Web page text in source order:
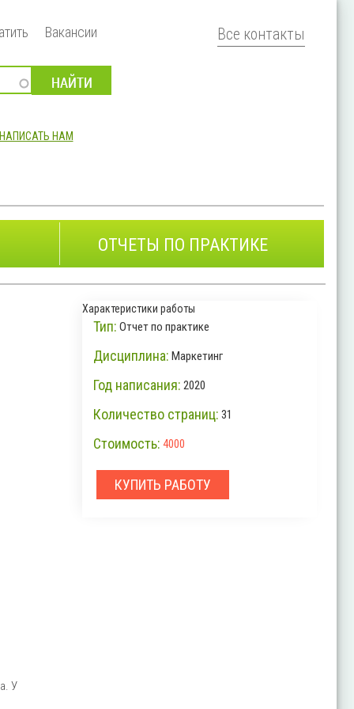
Вакансии
НАПИСАТЬ НАМ
Все контакты
ОТЧЕТЫ ПО ПРАКТИКЕ
У
Характеристики работы
Тип: Отчет по практике
Дисциплина: Маркетинг
Год написания: 2020
Количество страниц: 31
Стоимость: 4000
КУПИТЬ РАБОТУ